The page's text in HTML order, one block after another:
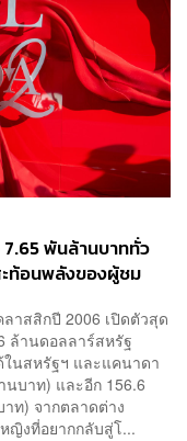
พันล้านบาททั่ว
ท้อนพลังของผู้ชม
าสสิกปี 2006 เปิดตัวสุด
ล้านดอลลาร์สหรัฐ
นสหรัฐฯ และแคนาดา
บาท) และอีก 156.6
ท) จากตลาดต่าง
ญิงที่อยากกลับสู่โ...